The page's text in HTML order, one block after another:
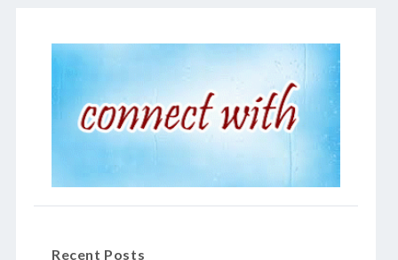
Recent Posts